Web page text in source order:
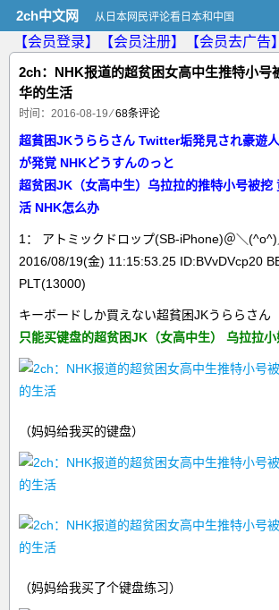
2ch中文网 从日本网民评论看日本和中国
【会员登录】 【会员注册】
【会员去广告】
2ch：NHK报道的超贫困女高中生推特小号
华的生活
时间：2016-08-19 ⁄68条评论
超貧困JKうららさん Twitter垢発見され豪遊
が発覚 NHKどうすんのっと
超贫困JK（女高中生）乌拉拉的推特小号被挖
活 NHK怎么办
1： アトミックドロップ(SB-iPhone)＠＼(^o^)
2016/08/19(金) 11:15:53.25 ID:BVvDVcp20
PLT(13000)
キーボードしか買えない超貧困JKうららさん
只能买键盘的超贫困JK（女高中生）
乌拉拉小
（妈妈给我买的键盘）
（妈妈给我买了个键盘练习）